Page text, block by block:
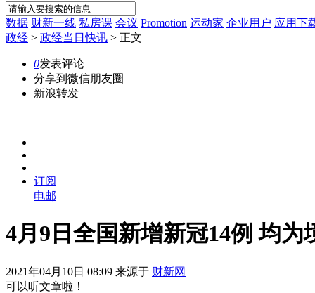
数据 财新一线 私房课 会议 Promotion 运动家 企业用户 应用下
政经 > 政经当日快讯 > 正文
0发表评论
分享到微信朋友圈
新浪转发
订阅
电邮
4月9日全国新增新冠14例 均
2021年04月10日 08:09 来源于 财新网
可以听文章啦！